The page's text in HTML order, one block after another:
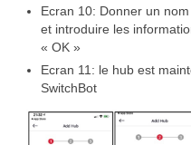
Ecran 10: Donner un
et introduire les
« OK »
Ecran 11: le hub est
SwitchBot